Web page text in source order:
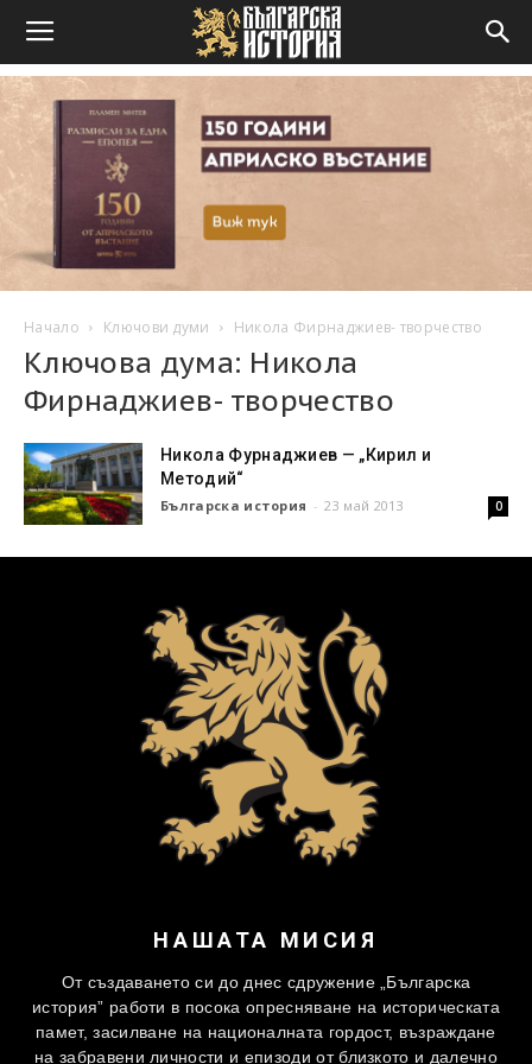
Начало Ключови думи Никола Фирнаджиев- творчество
Ключова дума: Никола
Фирнаджиев- творчество
Никола Фурнаджиев — „Кирил и
Методий“
Българска история - 23 май 2013 0
НАШАТА МИСИЯ
От създаването си до днес сдружение „Българска
история” работи в посока опресняване на историческата
памет, засилване на националната гордост, възраждане
на забравени личности и епизоди от близкото и далечно